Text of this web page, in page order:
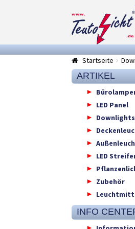
Zur
Navigation
springen
Springe
zum
Startseite
ARTIKEL
LED Panel
Downlights
LED
Zubehör
INFO